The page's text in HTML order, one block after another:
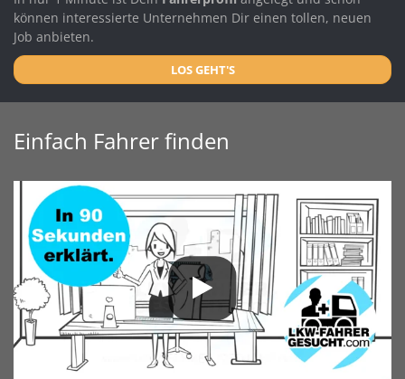
können interessierte Unternehmen Dir einen tollen, neuen
Job anbieten.
LOS GEHT'S
Einfach Fahrer finden